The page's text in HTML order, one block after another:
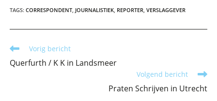
TAGS: CORRESPONDENT JOURNALISTIEK REPORTER VERSLAGGEVER
Lees
artikelen
Vorig bericht
Querfurth / K K in Landsmeer
Volgend bericht
Praten Schrijven in Utrecht